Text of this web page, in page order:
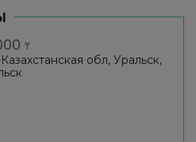
₸
обл, Уральск,